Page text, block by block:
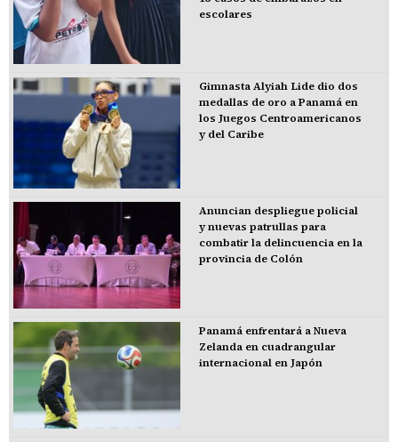
escolares
Gimnasta Alyiah Lide dio dos
medallas de oro a Panamá en
los Juegos Centroamericanos
y del Caribe
Anuncian despliegue policial
y nuevas patrullas para
combatir la delincuencia en la
provincia de Colón
Panamá enfrentará a Nueva
Zelanda en cuadrangular
internacional en Japón